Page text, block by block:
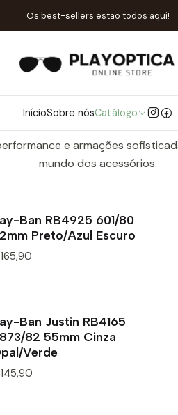
InícioSobre nósCatálogo
Os best-sellers estão todos aqui!
Catálogo Óculos de Sol Ray-
Ray-Ban
com modelos clássicos
entre celebridades e amantes
e armações
mundo dos acessórios.
Ban RB4925 601/80
Preto/Azul Escuro
Ban Justin RB4165
82 55mm Cinza
Verde